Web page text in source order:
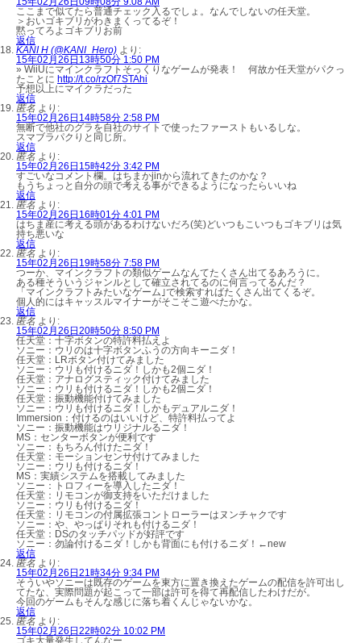
ここまで似てたら普通チェック入るでしょ。なんでしないの任天堂。
＞おいゴキブリがわきまくってるぞ！
黙ってろよゴキブリお前
返信
KANI H (@KANI_Hero) より:
15年02月26日13時50分 1:50 PM
» WiiUにマインクラフトそっくりなゲームが発表！ 何故か任天堂がパクっ
たことに http://t.co/rzOf7STAhi
予想以上にマイクラだった
返信
匿名 より:
15年02月26日14時58分 2:58 PM
無断で他社のグラを自社のサイトで使ったファーストもいるしな。
スマブラパクりと同じ所。
返信
匿名 より:
15年02月26日15時42分 3:42 PM
すごいなコメント欄。はちまかjinから流れてきたのかな？
もうちょっと自分の頭で考える事ができるようになったらいいね
返信
匿名 より:
15年02月26日16時01分 4:01 PM
はちま産に考える頭があるわけないだろ(笑)どいつもこいつもゴキブリは気
持ち悪いな
返信
匿名 より:
15年02月26日19時58分 7:58 PM
つーか、マインクラフトの類似ゲームなんてたくさん出てるあろうに。
ある種そういうジャンルとして確立されてるのに何言ってるんだ？
「マインクラフトみたいなゲーム｣で検索すればたくさん出てくるぞ。
個人的にはキャッスルマイナーがそこそこ遊べたかな。
返信
匿名 より:
15年02月26日20時50分 8:50 PM
任天堂：十字ボタンの特許料払えよ
ソニー：ウリのは十字ボタンふうの方向キーニダ！
任天堂：LRボタン付けてみました
ソニー：ウリも付けるニダ！しかも2個ニダ！
任天堂：アナログスティック付けてみました
ソニー：ウリも付けるニダ！しかも2個ニダ！
任天堂：振動機能付けてみました
ソニー：ウリも付けるニダ！しかもデュアルニダ！
Immersion：付けるのはいいけど、特許料払ってよ
ソニー：振動機能はウリジナルるニダ！
MS：センターボタンが便利です
ソニー：もちろん付けたニダ！
任天堂：モーションセンサ付けてみました
ソニー：ウリも付けるニダ！
MS：実績システムを搭載してみました
ソニー：トロフィーを導入したニダ！
任天堂：リモコンが御支持をいただけました
ソニー：ウリも付けるニダ！
任天堂：リモコンの付属拡張コントローラーはヌンチャクです
ソニー：や、やっぱりそれも付けるニダ！
任天堂：DSのタッチパッドが好評です
ソニー：勿論付けるニダ！しかも背面にも付けるニダ！←new
返信
匿名 より:
15年02月26日21時34分 9:34 PM
そういやソニーは既存のゲームを東方に置き換えたゲームの配信を許可出し
てたな、実際問題が起こって一部は許可を得て再配信したわけだが。
今回のゲームもそんな感じに落ち着くんじゃないかな。
返信
匿名 より:
15年02月26日22時02分 10:02 PM